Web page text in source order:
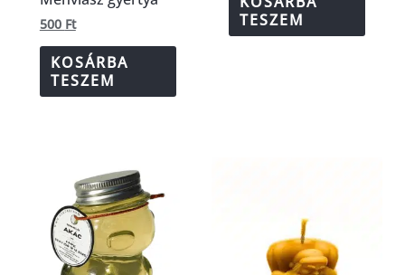
500 Ft
KOSÁRBA
TESZEM
TESZEM